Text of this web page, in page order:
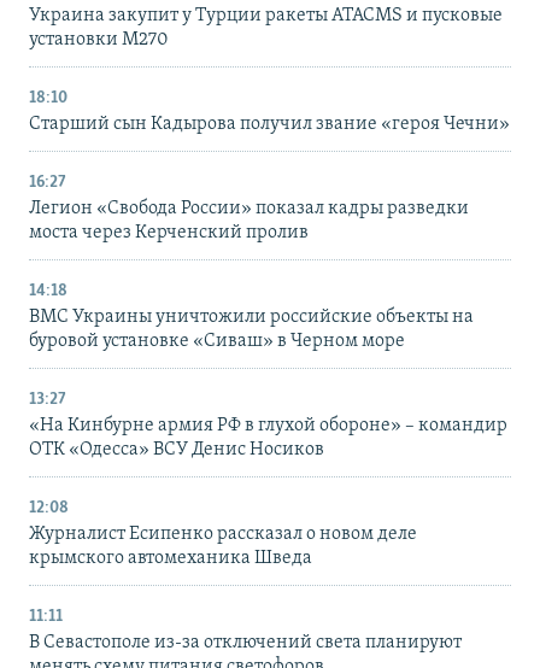
Украина закупит у Турции ракеты ATACMS и пусковые
установки M270
18:10
Старший сын Кадырова получил звание «героя Чечни»
16:27
Легион «Свобода России» показал кадры разведки
моста через Керченский пролив
14:18
ВМС Украины уничтожили российские объекты на
буровой установке «Сиваш» в Черном море
13:27
«На Кинбурне армия РФ в глухой обороне» – командир
ОТК «Одесса» ВСУ Денис Носиков
12:08
Журналист Есипенко рассказал о новом деле
крымского автомеханика Шведа
11:11
В Севастополе из-за отключений света планируют